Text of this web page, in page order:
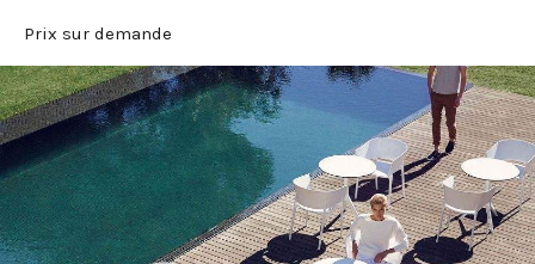
Prix sur demande